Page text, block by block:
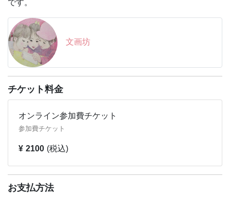
です。
文画坊
チケット料金
オンライン参加費チケット
参加費チケット
¥ 2100 (税込)
お支払方法